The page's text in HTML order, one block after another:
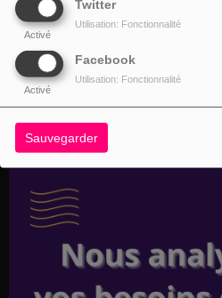
Twitter
Activé
Utilisation: Fonctionnalité
Facebook
Activé
Utilisation: Fonctionnalité
Sauvegarder